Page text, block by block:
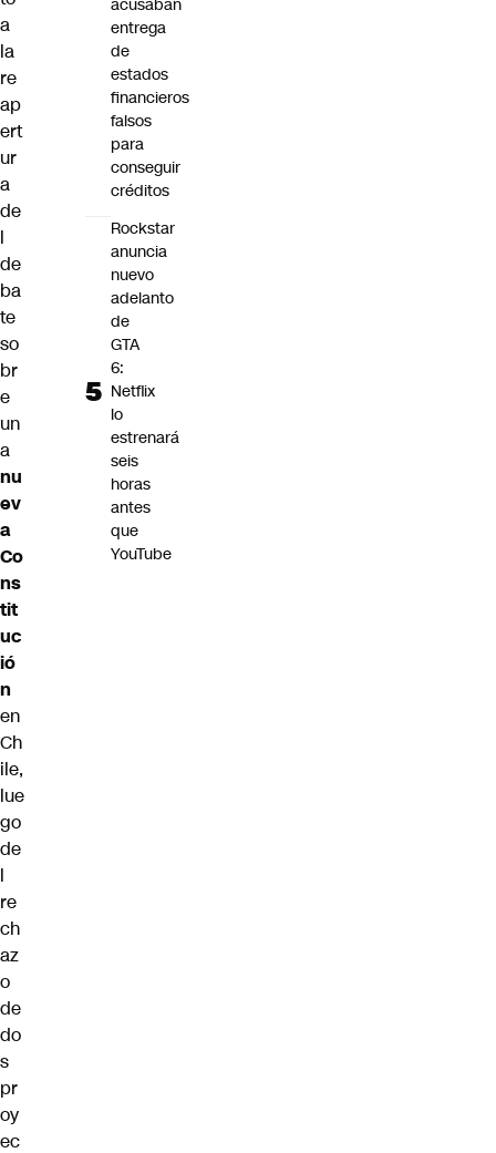
a
la
re
ap
ert
ur
a
de
l
de
ba
te
so
br
e
un
a
nu
ev
a
Co
ns
tit
uc
ió
n
en
Ch
ile,
lue
go
de
l
re
ch
az
o
de
do
s
pr
oy
ec
acusaban
entrega
de
estados
financieros
falsos
para
conseguir
créditos
Rockstar
anuncia
nuevo
adelanto
de
GTA
6:
Netflix
lo
estrenará
seis
horas
antes
que
YouTube